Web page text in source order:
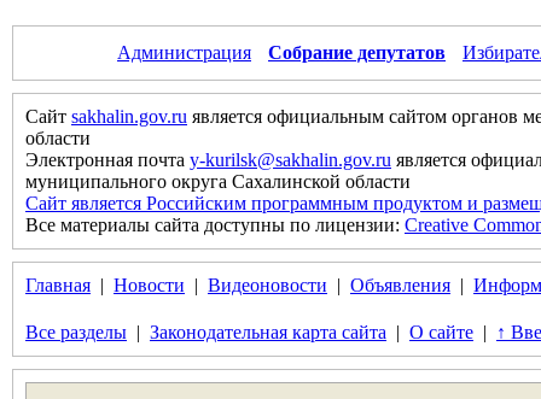
Администрация Собрание депутатов
Сайт sakhalin.gov.ru является официальным сайтом органов
области
Электронная почта y-kurilsk@sakhalin.gov.ru является
муниципального округа Сахалинской области
Сайт является Российским программным продуктом и
Все материалы сайта доступны по лицензии: Creative
Главная | Новости | Видеоновости | Объявления |
Все разделы | Законодательная карта сайта | О сайте | ↑